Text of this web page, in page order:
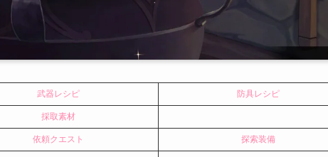
武器レシピ 防具レシピ
採取素材
依頼クエスト 探索装備